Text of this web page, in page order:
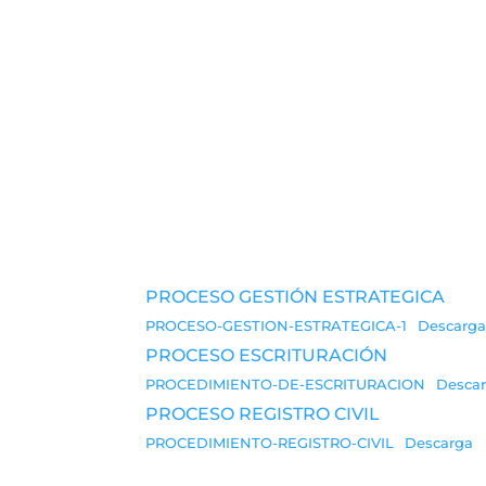
PROCESO GESTIÓN ESTRATEGICA
PROCESO-GESTION-ESTRATEGICA-1 Descarga
PROCESO ESCRITURACIÓN
PROCEDIMIENTO-DE-ESCRITURACION
PROCESO REGISTRO CIVIL
PROCEDIMIENTO-REGISTRO-CIVIL Descarga